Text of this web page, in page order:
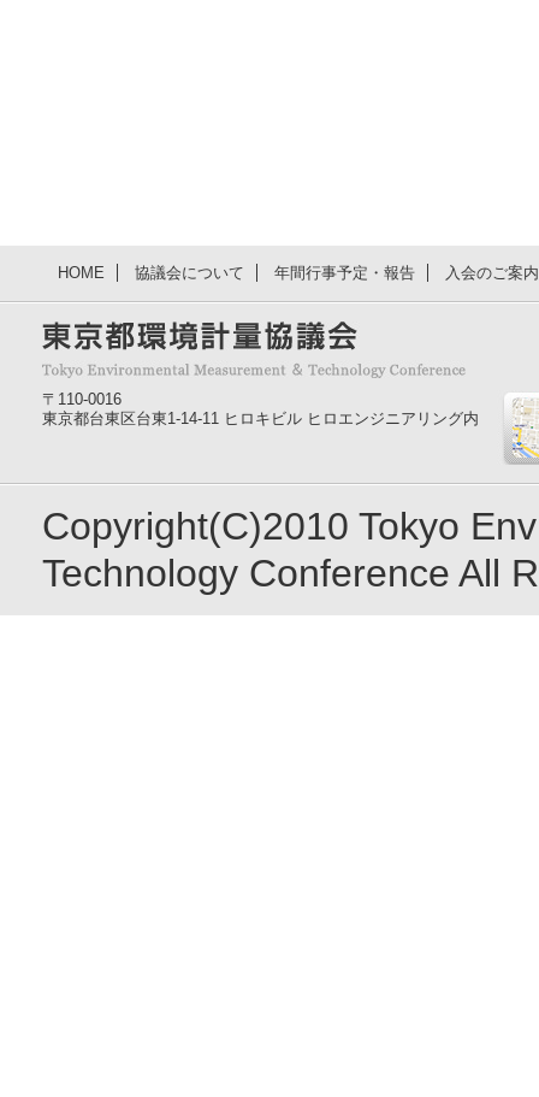
HOME 協議会について 年間行事予定・報告 入会のご案
〒110-0016
東京都台東区台東1-14-11 ヒロキビル ヒロエンジニアリング内
Copyright(C)2010 Tokyo
Technology Conference All